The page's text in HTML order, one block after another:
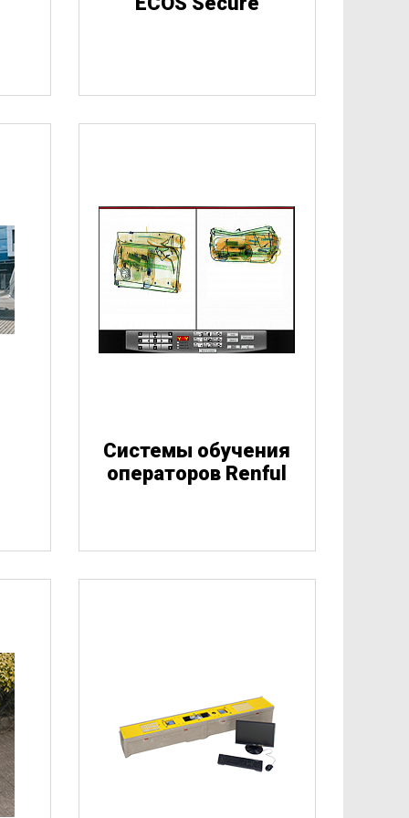
Системы обучения
операторов Renful